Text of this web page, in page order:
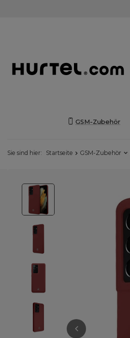
GSM-Zubehör
Sie sind hier: Startseite GSM-Zubehör